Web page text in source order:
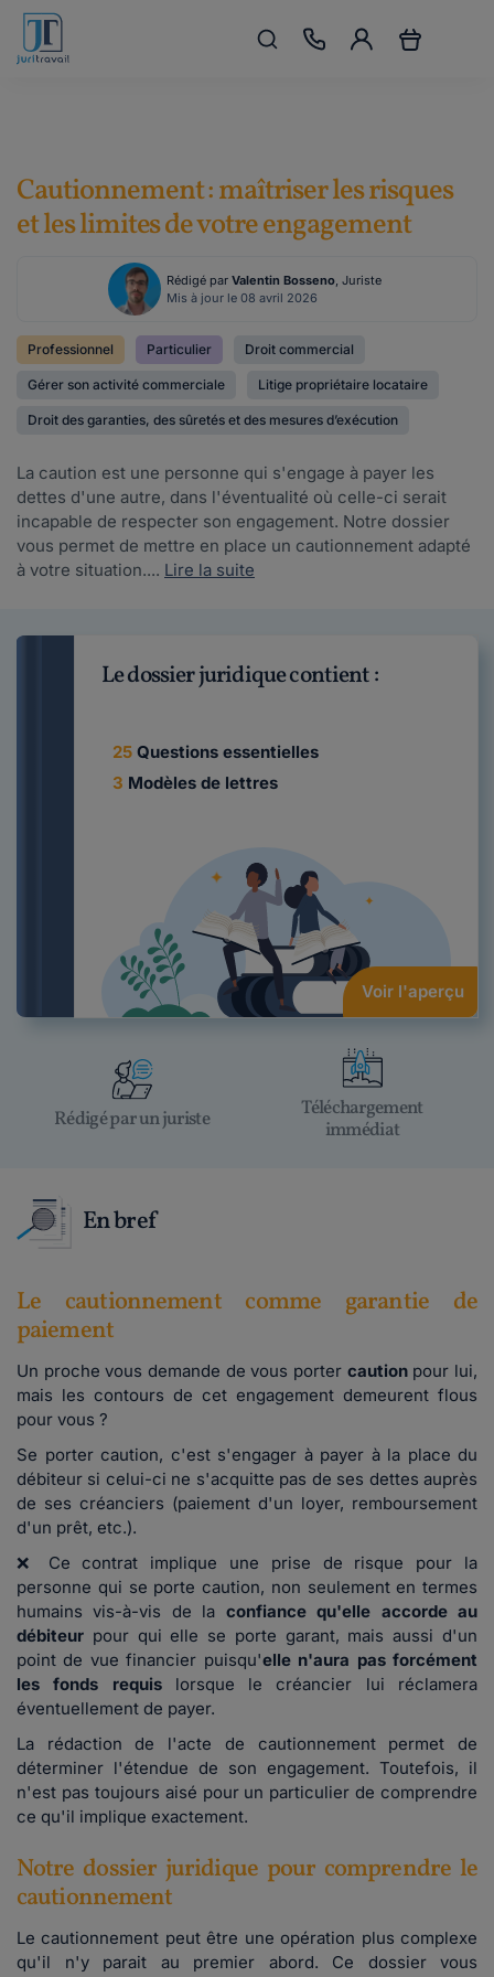
Le dossier juridique contient :
25 Questions essentielles
3 Modèles de lettres
Voir l'aperçu
Cautionnement : maîtriser les risques
et les limites de votre engagement
Rédigé par Valentin Bosseno, Juriste
Mis à jour le 08 avril 2026
Professionnel Particulier Droit commercial
Gérer son activité commerciale Litige propriétaire locataire
Droit des garanties, des sûretés et des mesures d’exécution
La caution est une personne qui s'engage à payer les
dettes d'une autre, dans l'éventualité où celle-ci serait
incapable de respecter son engagement. Notre dossier
vous permet de mettre en place un cautionnement adapté
à votre situation.... Lire la suite
Rédigé par un juriste
Téléchargement
immédiat
En bref
Le cautionnement comme garantie de
paiement
Un proche vous demande de vous porter caution pour lui,
mais les contours de cet engagement demeurent flous
pour vous ?
Se porter caution, c'est s'engager à payer à la place du
débiteur si celui-ci ne s'acquitte pas de ses dettes auprès
de ses créanciers (paiement d'un loyer, remboursement
d'un prêt, etc.).
❌ Ce contrat implique une prise de risque pour la
personne qui se porte caution, non seulement en termes
humains vis-à-vis de la confiance qu'elle accorde au
débiteur pour qui elle se porte garant, mais aussi d'un
point de vue financier puisqu'elle n'aura pas forcément
les fonds requislorsque le créancier lui réclamera
éventuellement de payer.
La rédaction de l'acte de cautionnement permet de
déterminer l'étendue de son engagement. Toutefois, il
n'est pas toujours aisé pour un particulier de comprendre
ce qu'il implique exactement.
Notre dossier juridique pour comprendre le
cautionnement
Le cautionnement peut être une opération plus complexe
qu'il n'y parait au premier abord. Ce dossier vous